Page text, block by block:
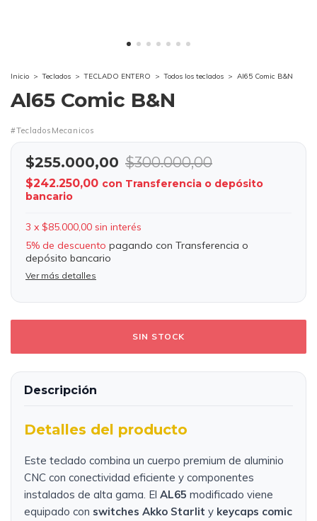
Inicio > Teclados > TECLADO ENTERO > Todos los teclados > Al65 Comic B&N
Al65 Comic B&N
#TecladosMecanicos
$255.000,00 $300.000,00
$242.250,00 con Transferencia o depósito
bancario
3 x $85.000,00 sin interés
5% de descuento pagando con Transferencia o
depósito bancario
Ver más detalles
Descripción
Detalles del producto
Este teclado combina un cuerpo premium de aluminio
CNC con conectividad eficiente y componentes
instalados de alta gama. El AL65 modificado viene
equipado con switches Akko Starlit y keycaps comic